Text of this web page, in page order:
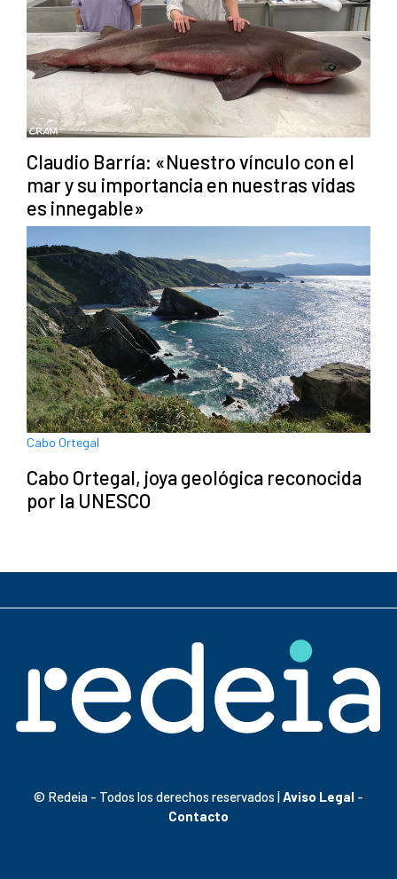
Claudio Barría: «Nuestro vínculo con el
mar y su importancia en nuestras vidas
es innegable»
Cabo Ortegal
Cabo Ortegal, joya geológica reconocida
por la UNESCO
© Redeia - Todos los derechos reservados |Aviso Legal -
Contacto